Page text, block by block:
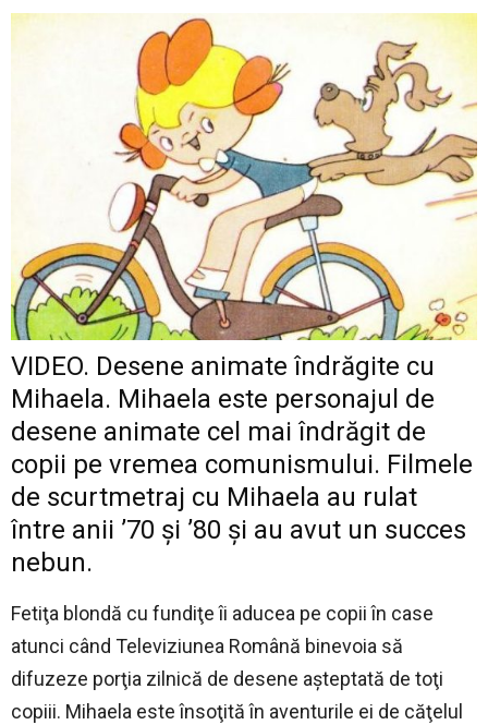
VIDEO. Desene animate îndrăgite cu
Mihaela. Mihaela este personajul de
desene animate cel mai îndrăgit de
copii pe vremea comunismului. Filmele
de scurtmetraj cu Mihaela au rulat
între anii ’70 şi ’80 şi au avut un succes
nebun.
Fetiţa blondă cu fundiţe îi aducea pe copii în case
atunci când Televiziunea Română binevoia să
difuzeze porţia zilnică de desene aşteptată de toţi
copiii. Mihaela este însoţită în aventurile ei de căţelul